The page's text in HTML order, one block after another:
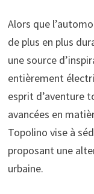
Alors que
de plus en plus
une source
entièrement
esprit d’aventure
avancées en
Topolino vise à
proposant une
urbaine.